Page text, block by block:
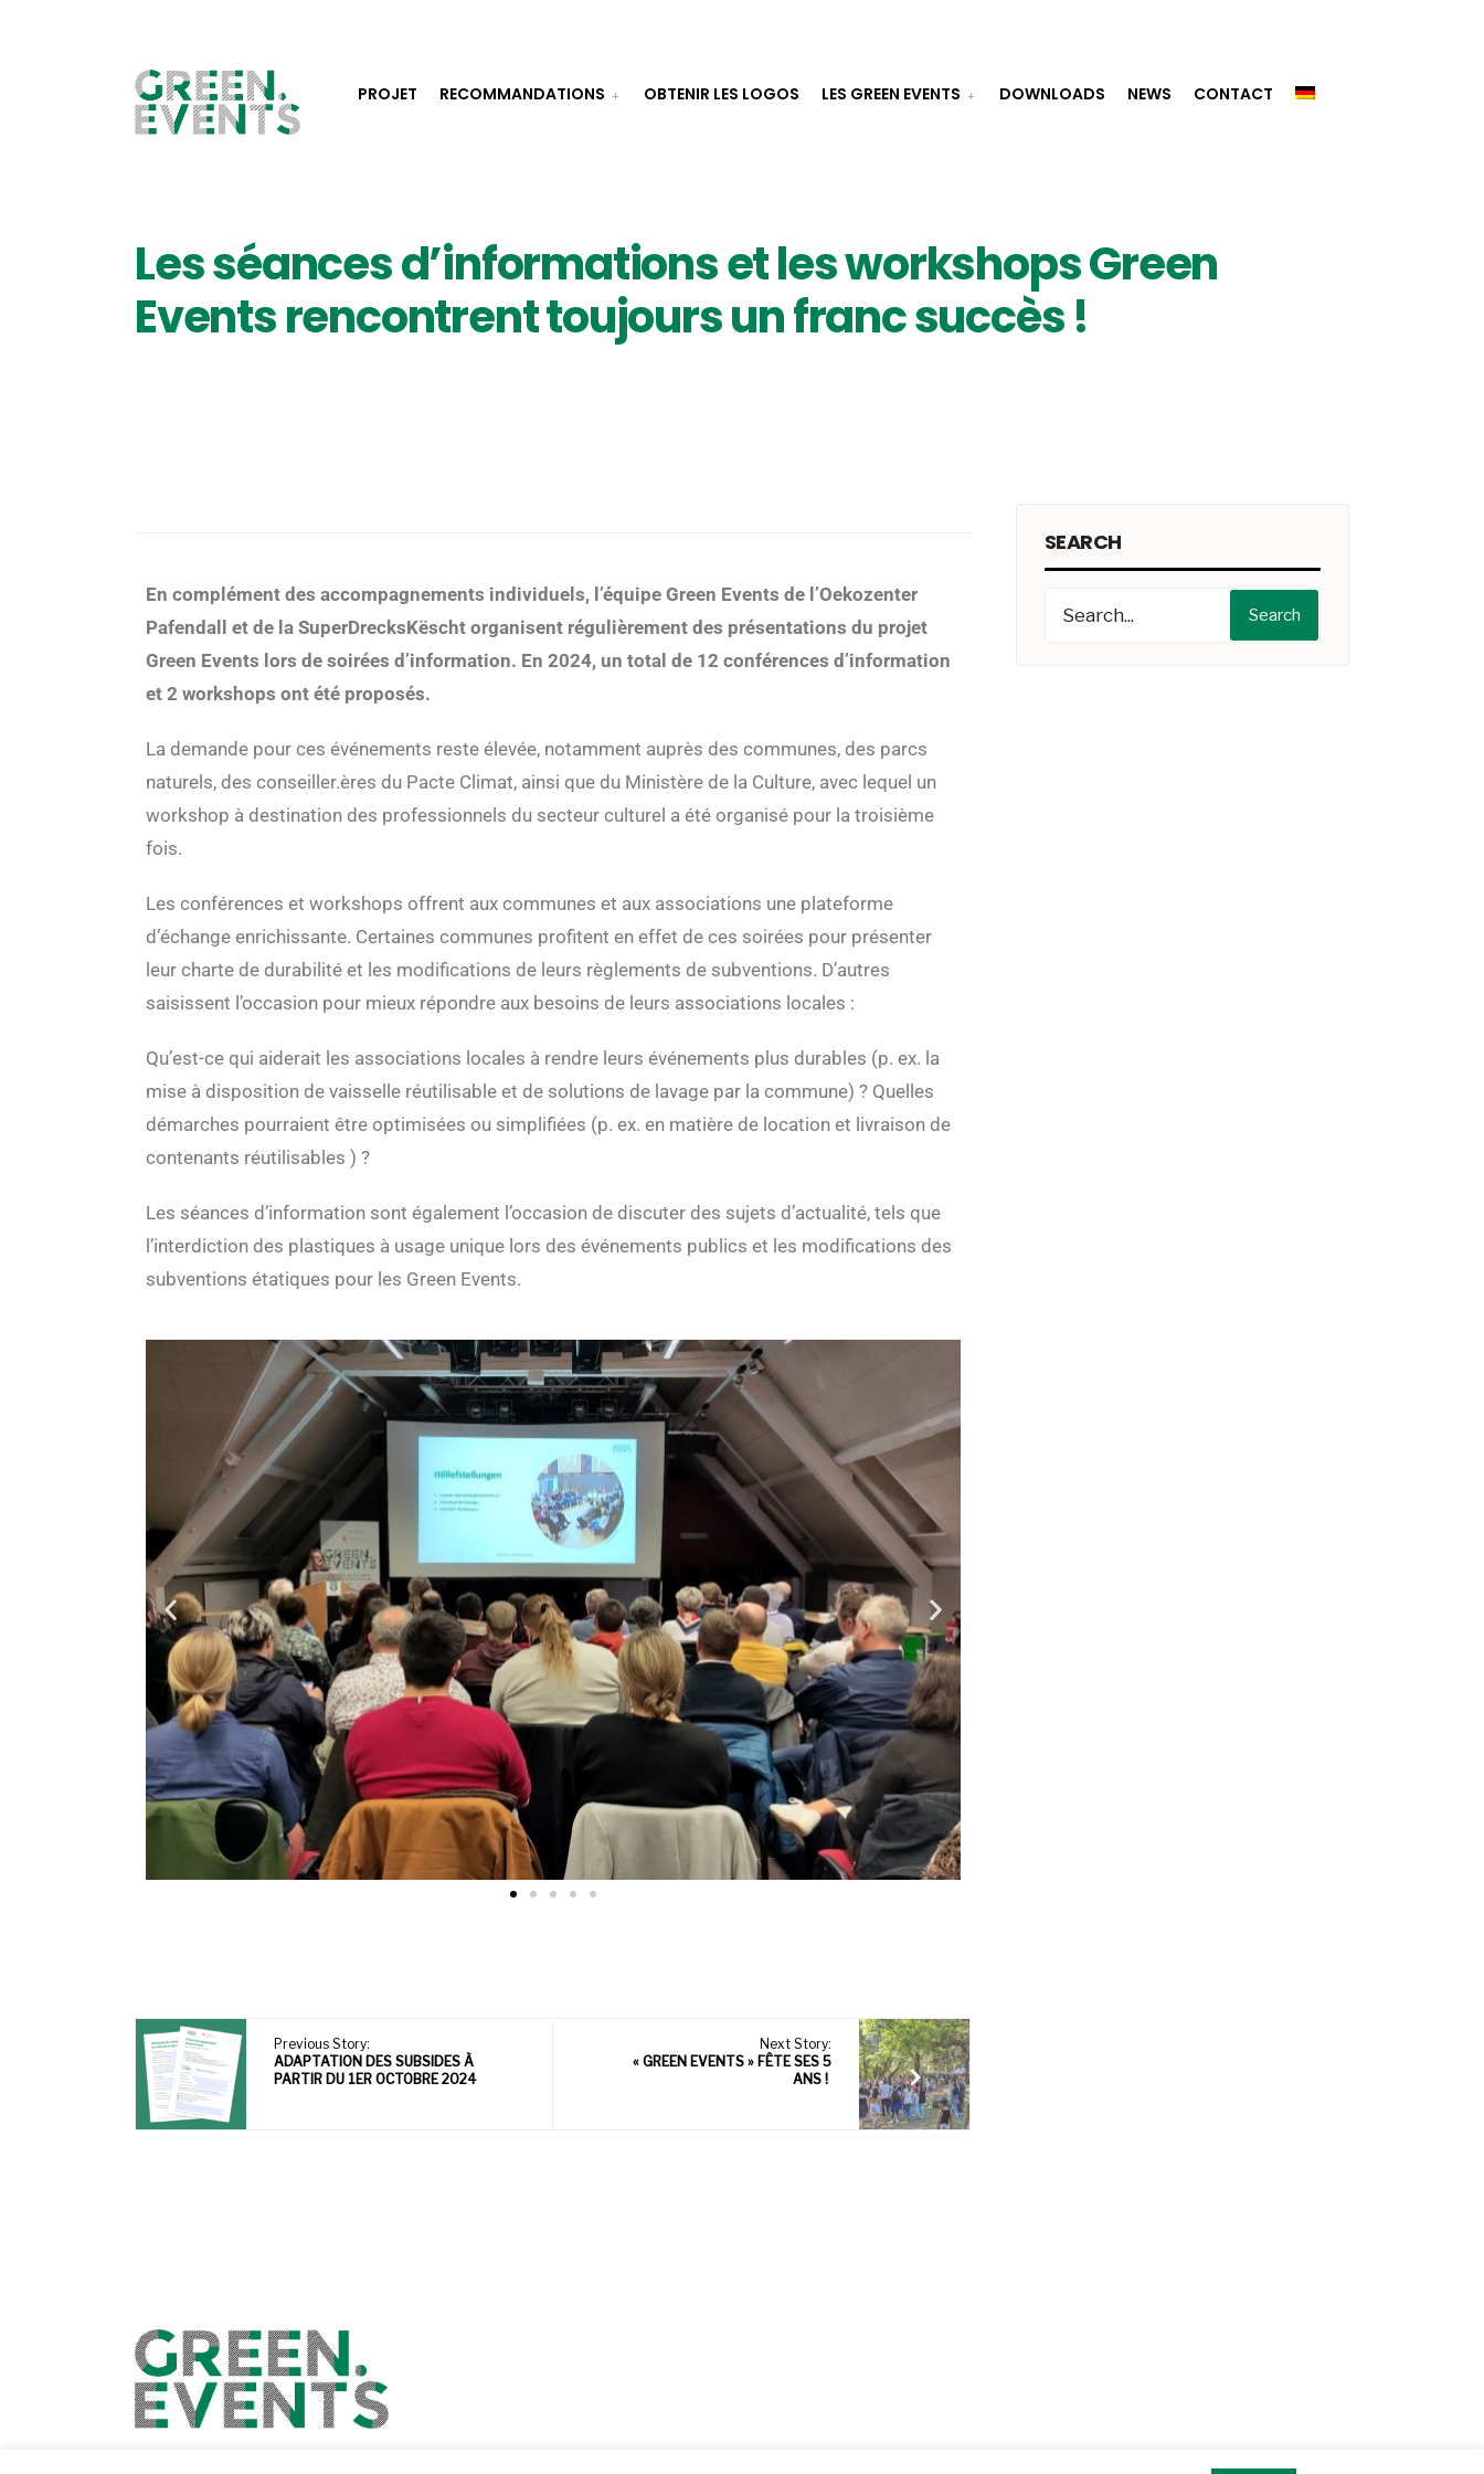
PROJET RECOMMANDATIONS OBTENIR LES LOGOS LES GREEN EVENTS DOWNLOADS NEWS CONTACT
Les séances d’informations et les workshops Green
Events rencontrent toujours un franc succès !
En complément des accompagnements individuels, l’équipe Green Events de l’Oekozenter
Pafendall et de la SuperDrecksKëscht organisent régulièrement des présentations du projet
Green Events lors de soirées d’information. En 2024, un total de 12 conférences d’information
et 2 workshops ont été proposés.
La demande pour ces événements reste élevée, notamment auprès des communes, des parcs
naturels, des conseiller.ères du Pacte Climat, ainsi que du Ministère de la Culture, avec lequel un
workshop à destination des professionnels du secteur culturel a été organisé pour la troisième
fois.
Les conférences et workshops offrent aux communes et aux associations une plateforme
d’échange enrichissante. Certaines communes profitent en effet de ces soirées pour présenter
leur charte de durabilité et les modifications de leurs règlements de subventions. D’autres
saisissent l’occasion pour mieux répondre aux besoins de leurs associations locales :
Qu’est-ce qui aiderait les associations locales à rendre leurs événements plus durables (p. ex. la
mise à disposition de vaisselle réutilisable et de solutions de lavage par la commune) ? Quelles
démarches pourraient être optimisées ou simplifiées (p. ex. en matière de location et livraison de
contenants réutilisables ) ?
Les séances d’information sont également l’occasion de discuter des sujets d’actualité, tels que
l’interdiction des plastiques à usage unique lors des événements publics et les modifications des
subventions étatiques pour les Green Events.
Previous Story:
ADAPTATION DES SUBSIDES À
PARTIR DU 1ER OCTOBRE 2024
Next Story:
« GREEN EVENTS » FÊTE SES 5
ANS !
SEARCH
Search